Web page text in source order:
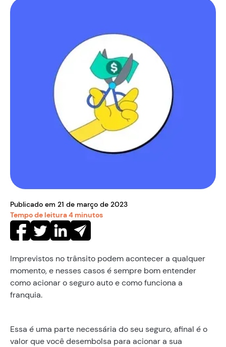
Publicado em 21 de março de 2023
Tempo de leitura4 minutos
Imprevistos no trânsito podem acontecer a qualquer
momento, e nesses casos é sempre bom entender
como acionar o seguro auto e como funciona a
franquia.
Essa é uma parte necessária do seu seguro, afinal é o
valor que você desembolsa para acionar a sua